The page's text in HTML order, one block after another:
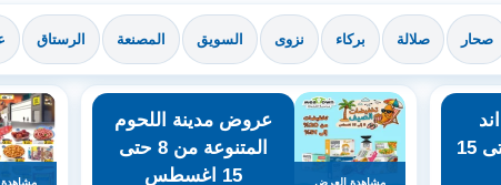
صحار صلالة بركاء نزوى السويق المصنعة الرستاق
سيف للتسوق حتى 15
مشاهدة العرض
عروض مدينة اللحوم
المتنوعة من 8 حتى
15 اغسطس